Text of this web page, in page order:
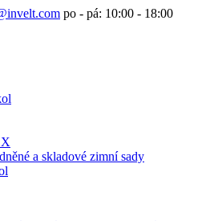
po - pá: 10:00 - 18:00
a skladové zimní sady